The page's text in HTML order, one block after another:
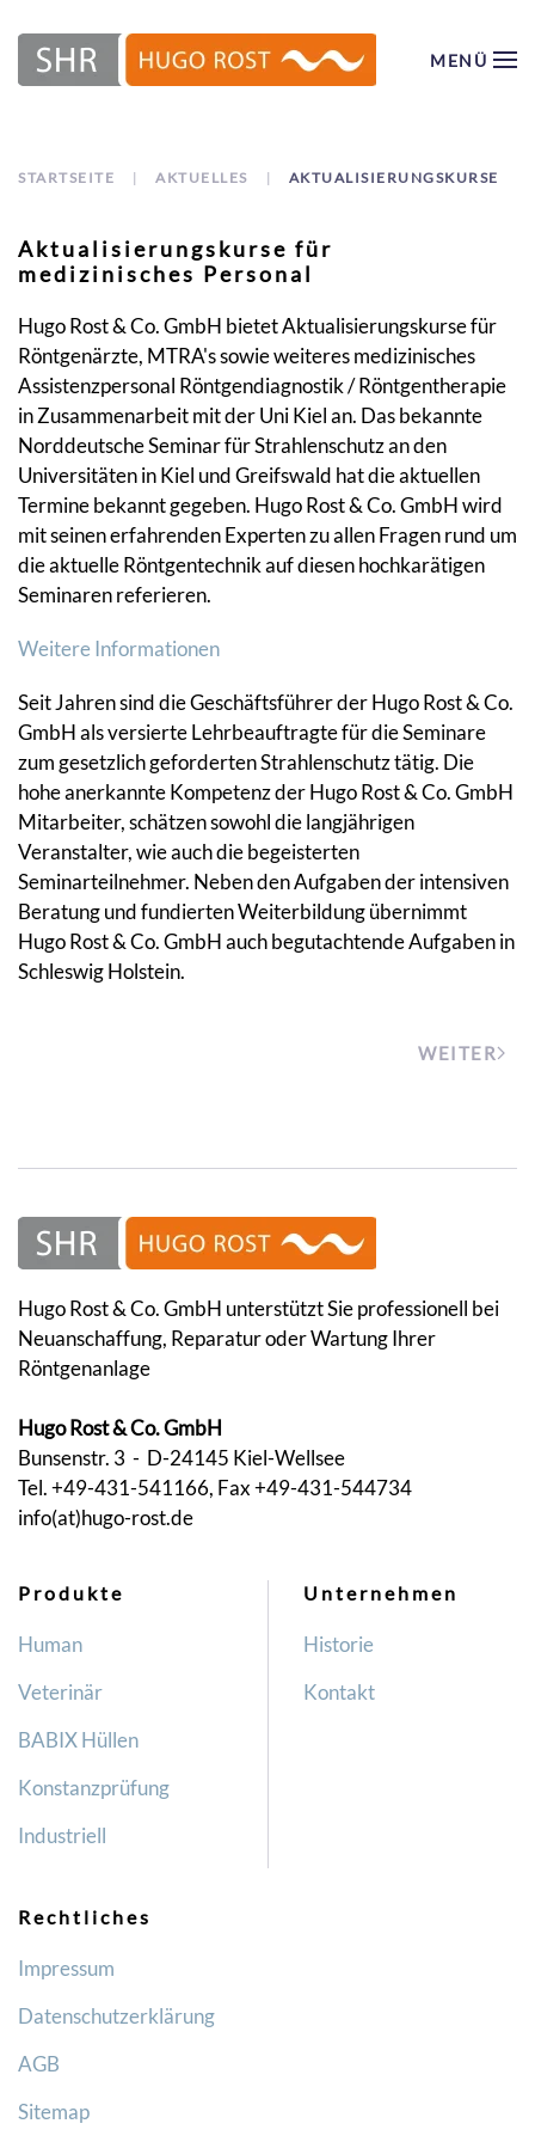
Zum Hauptinhalt springen MENÜ
STARTSEITE AKTUELLES AKTUALISIERUNGSKURSE
Aktualisierungskurse für
medizinisches Personal
Hugo Rost & Co. GmbH bietet Aktualisierungskurse für
Röntgenärzte, MTRA's sowie weiteres medizinisches
Assistenzpersonal Röntgendiagnostik / Röntgentherapie
in Zusammenarbeit mit der Uni Kiel an. Das bekannte
Norddeutsche Seminar für Strahlenschutz an den
Universitäten in Kiel und Greifswald hat die aktuellen
Termine bekannt gegeben. Hugo Rost & Co. GmbH wird
mit seinen erfahrenden Experten zu allen Fragen rund um
die aktuelle Röntgentechnik auf diesen hochkarätigen
Seminaren referieren.
Weitere Informationen
Seit Jahren sind die Geschäftsführer der Hugo Rost & Co.
GmbH als versierte Lehrbeauftragte für die Seminare
zum gesetzlich geforderten Strahlenschutz tätig. Die
hohe anerkannte Kompetenz der Hugo Rost & Co. GmbH
Mitarbeiter, schätzen sowohl die langjährigen
Veranstalter, wie auch die begeisterten
Seminarteilnehmer. Neben den Aufgaben der intensiven
Beratung und fundierten Weiterbildung übernimmt
Hugo Rost & Co. GmbH auch begutachtende Aufgaben in
Schleswig Holstein.
WEITER
Hugo Rost & Co. GmbH unterstützt Sie professionell bei
Neuanschaffung, Reparatur oder Wartung Ihrer
Röntgenanlage
Hugo Rost & Co. GmbH
Bunsenstr. 3 - D-24145 Kiel-Wellsee
Tel. +49-431-541166, Fax +49-431-544734
info(at)hugo-rost.de
Produkte
Human
Veterinär
BABIX Hüllen
Konstanzprüfung
Industriell
Unternehmen
Historie
Kontakt
Rechtliches
Impressum
Datenschutzerklärung
AGB
Sitemap